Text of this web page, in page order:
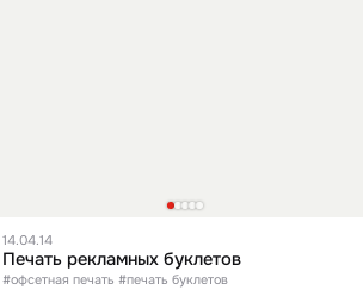
14.04.14
Печать рекламных буклетов
#офсетная печать #печать буклетов